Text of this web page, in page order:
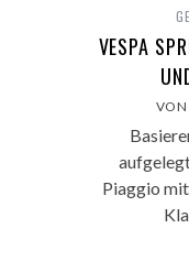
VESPA
Piaggio